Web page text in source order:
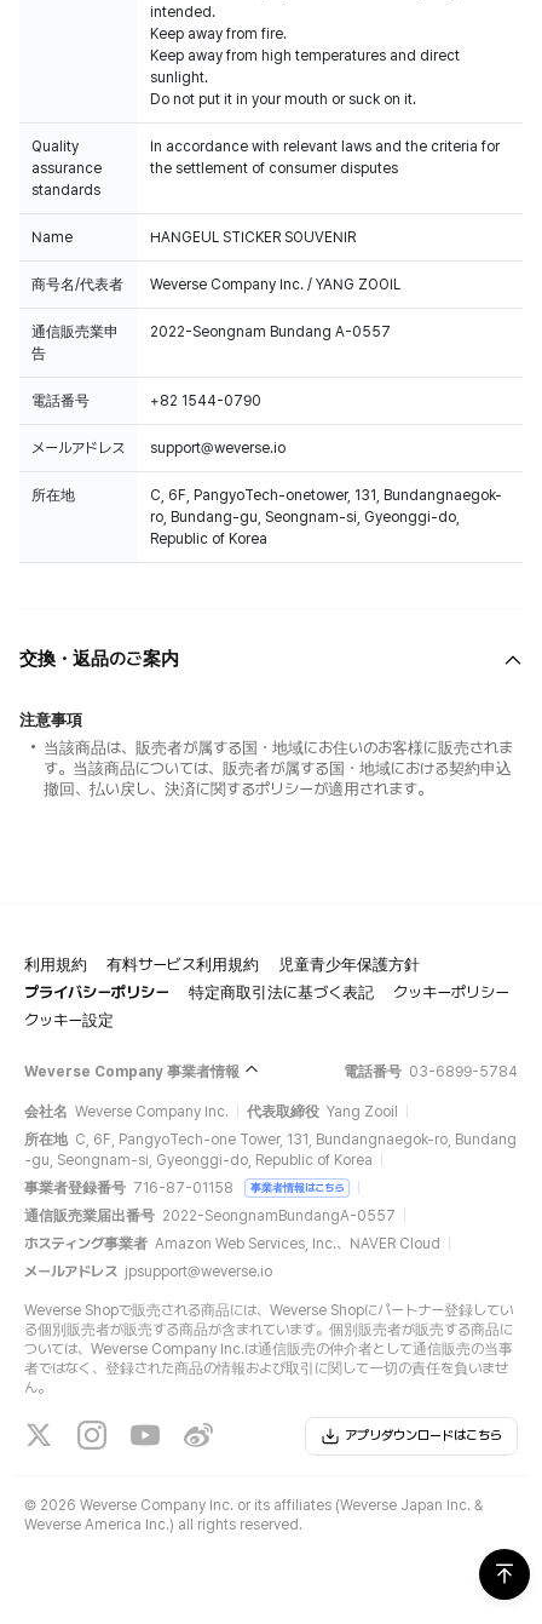
intended.
Keep away from fire.
Keep away from high temperatures and direct
sunlight.
Do not put it in your mouth or suck on it.
Quality
assurance
standards
In accordance with relevant laws and the criteria for
the settlement of consumer disputes
Name HANGEUL STICKER SOUVENIR
商号名/代表者 Weverse Company Inc. / YANG ZOOIL
通信販売業申
告
2022-Seongnam Bundang A-0557
電話番号 +82 1544-0790
メールアドレス support@weverse.io
所在地
C, 6F, PangyoTech-onetower, 131, Bundangnaegok-
ro, Bundang-gu, Seongnam-si, Gyeonggi-do,
Republic of Korea
交換・返品のご案内
注意事項
当該商品は、販売者が属する国・地域にお住いのお客様に販売されま
す。当該商品については、販売者が属する国・地域における契約申込
撤回、払い戻し、決済に関するポリシーが適用されます。
利用規約 有料サービス利用規約
児童青少年保護方針
プライバシーポリシー
特定商取引法に基づく表記
クッキーポリシー
クッキー設定
Weverse Company 事業者情報 電話番号 03-6899-5784
会社名 Weverse Company Inc. 代表取締役 Yang Zooil
所在地 C, 6F, PangyoTech-one Tower, 131, Bundangnaegok-ro, Bundang
-gu, Seongnam-si, Gyeonggi-do, Republic of Korea
事業者登録番号 716-87-01158 事業者情報はこちら
通信販売業届出番号 2022-SeongnamBundangA-0557
ホスティング事業者 Amazon Web Services, Inc.、NAVER Cloud
メールアドレス jpsupport@weverse.io
Weverse Shopで販売される商品には、Weverse Shopにパートナー登録してい
る個別販売者が販売する商品が含まれています。個別販売者が販売する商品に
ついては、Weverse Company Inc.は通信販売の仲介者として通信販売の当事
者ではなく、登録された商品の情報および取引に関して一切の責任を負いませ
ん。
アプリダウンロードはこちら
© 2026 Weverse Company Inc. or its affiliates (Weverse Japan Inc. &
Weverse America Inc.) all rights reserved.